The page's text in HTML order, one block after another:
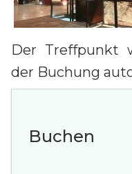
Der Treffpunkt
der Buchung
Buchen